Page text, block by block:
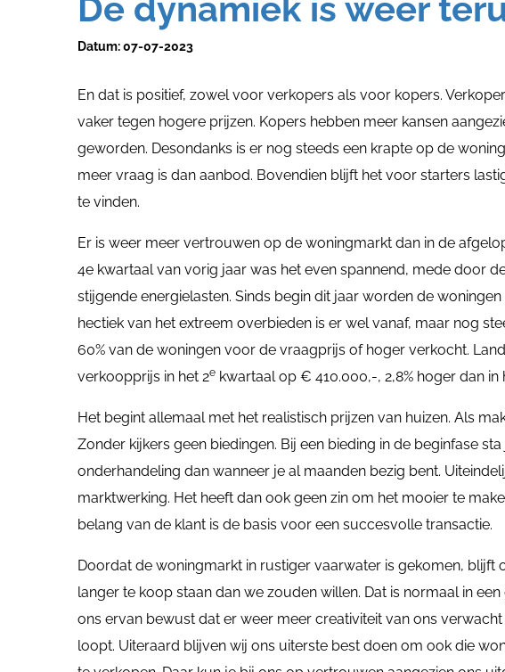
De dynamiek is weer
Datum:07-07-2023
En dat is positief, zowel voor verkopers als voor kopers.
vaker tegen hogere prijzen. Kopers hebben meer kansen
geworden. Desondanks is er nog steeds een krapte op de
meer vraag is dan aanbod. Bovendien blijft het voor starters
te vinden.
Er is weer meer vertrouwen op de woningmarkt dan in de
4e kwartaal van vorig jaar was het even spannend, mede door
stijgende energielasten. Sinds begin dit jaar worden de woningen
hectiek van het extreem overbieden is er wel vanaf, maar nog
60% van de woningen voor de vraagprijs of hoger verkocht.
verkoopprijs in het 2e kwartaal op € 410.000,-, 2,8% hoger dan in
Het begint allemaal met het realistisch prijzen van huizen. Als
Zonder kijkers geen biedingen. Bij een bieding in de beginfase
onderhandeling dan wanneer je al maanden bezig bent.
marktwerking. Het heeft dan ook geen zin om het mooier te
belang van de klant is de basis voor een succesvolle transactie.
Doordat de woningmarkt in rustiger vaarwater is gekomen, blijft
langer te koop staan dan we zouden willen. Dat is normaal in
ons ervan bewust dat er weer meer creativiteit van ons
loopt. Uiteraard blijven wij ons uiterste best doen om ook die